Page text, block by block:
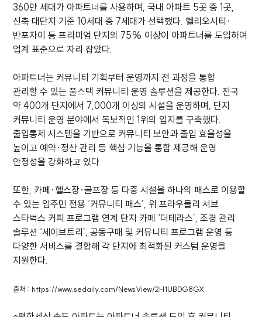
360만 세대가 아파트너를 사용하며, 국내 아파트 5곳 중 1곳,
신축 대단지 기준 10세대 중 7세대가 선택했다. 헬리오시티·
반포자이 등 프리미엄 단지의 75% 이상이 아파트너를 도입하며
업계 표준으로 자리 잡았다.
아파트너는 커뮤니티 기획부터 운영까지 전 과정을 통합
관리할 수 있는 풀스택 커뮤니티 운영 솔루션을 제공한다. 전국
약 400개 단지에서 7,000개 이상의 시설을 운영하며, 단지
커뮤니티 운영 분야에서 독보적인 1위의 입지를 구축했다.
출입통제 시스템을 기반으로 커뮤니티 보안과 출입 효율성을
높이고 예약·정산 관리 등 핵심 기능을 통합 제공해 운영
안정성을 강화하고 있다.
또한, 카페·헬스장·골프장 등 다중 시설을 하나의 패스로 이용할
수 있는 입주민 전용 ‘커뮤니티 패스’, 위 프라우들리 서브
스타벅스 커피 프로그램 연계 단지 카페 ‘더테라스’, 조경 관리
솔루션 ‘세이브트리’, 공동구매 및 커뮤니티 프로그램 운영 등
다양한 서비스를 결합해 각 단지에 최적화된 커스텀 운영을
지원한다.
출처 : https://www.sedaily.com/NewsView/2H1UBDG8GX